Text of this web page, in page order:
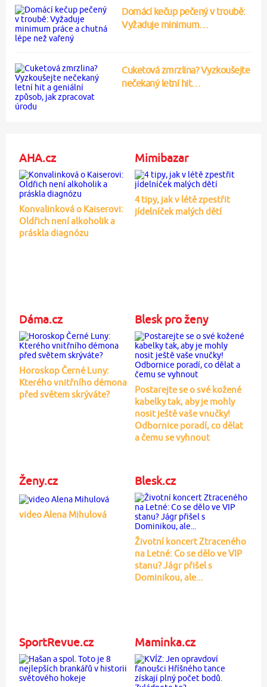
Domácí kečup pečený v troubě:
Vyžaduje minimum…
Cuketová zmrzlina? Vyzkoušejte
nečekaný letní hit…
AHA.cz
Konvalinková o Kaiserovi:
Oldřich není alkoholik a
práskla diagnózu
Mimibazar
4 tipy, jak v létě zpestřit
jídelníček malých dětí
Dáma.cz
Horoskop Černé Luny:
Kterého vnitřního démona
před světem skrýváte?
Blesk pro ženy
Postarejte se o své kožené
kabelky tak, aby je mohly
nosit ještě vaše vnučky!
Odbornice poradí, co dělat
a čemu se vyhnout
Ženy.cz
video Alena Mihulová
Blesk.cz
Životní koncert Ztraceného
na Letné: Co se dělo ve VIP
stanu? Jágr přišel s
Dominikou, ale...
SportRevue.cz Maminka.cz